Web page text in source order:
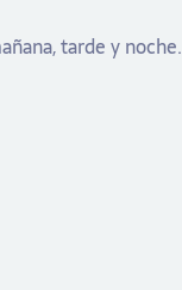
tarde y noche.